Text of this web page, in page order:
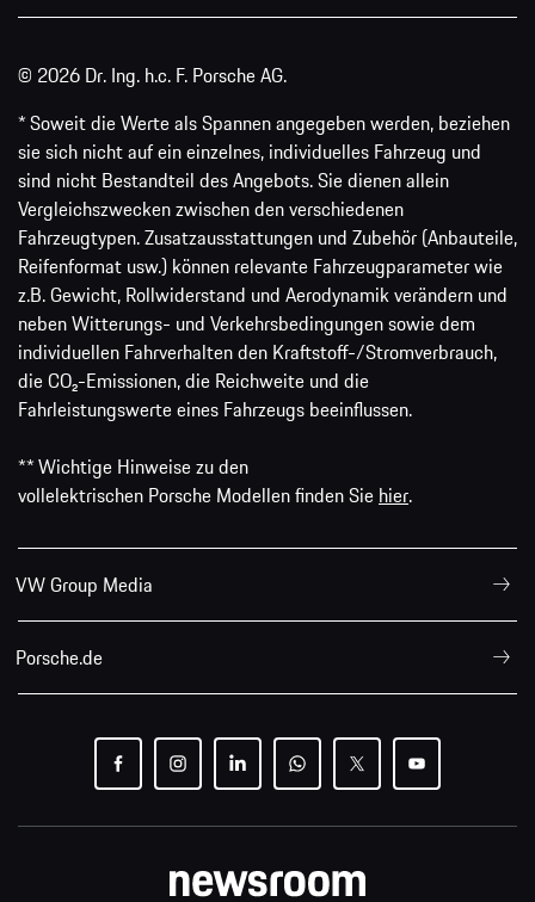
© 2026 Dr. Ing. h.c. F. Porsche AG.
* Soweit die Werte als Spannen angegeben werden, beziehen
sie sich nicht auf ein einzelnes, individuelles Fahrzeug und
sind nicht Bestandteil des Angebots. Sie dienen allein
Vergleichszwecken zwischen den verschiedenen
Fahrzeugtypen. Zusatzausstattungen und Zubehör (Anbauteile,
Reifenformat usw.) können relevante Fahrzeugparameter wie
z.B. Gewicht, Rollwiderstand und Aerodynamik verändern und
neben Witterungs- und Verkehrsbedingungen sowie dem
individuellen Fahrverhalten den Kraftstoff-/Stromverbrauch,
die CO₂-Emissionen, die Reichweite und die
Fahrleistungswerte eines Fahrzeugs beeinflussen.
** Wichtige Hinweise zu den
vollelektrischen Porsche Modellen finden Sie hier.
VW Group Media
Porsche.de